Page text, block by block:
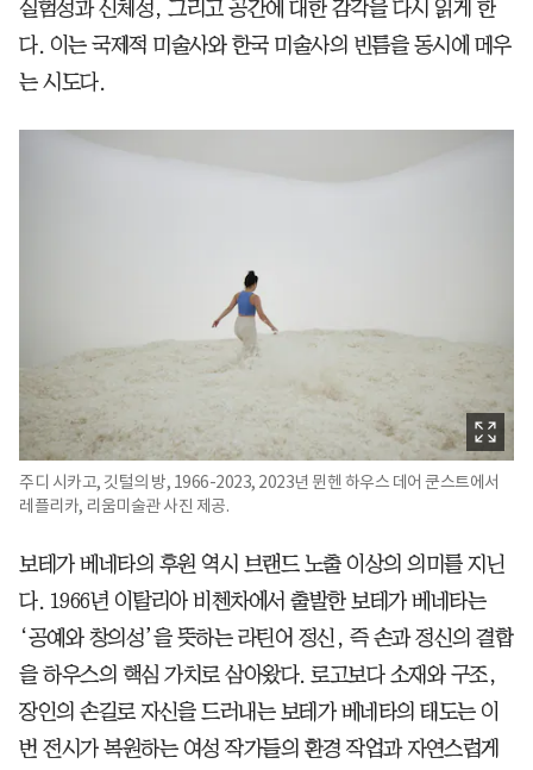
실험성과 신체성, 그리고 공간에 대한 감각을 다시 읽게 한
다. 이는 국제적 미술사와 한국 미술사의 빈틈을 동시에 메우
는 시도다.
주디 시카고, 깃털의 방, 1966-2023, 2023년 뮌헨 하우스 데어 쿤스트에서
레플리카, 리움미술관 사진 제공.
보테가 베네타의 후원 역시 브랜드 노출 이상의 의미를 지닌
다. 1966년 이탈리아 비첸차에서 출발한 보테가 베네타는
‘공예와 창의성’을 뜻하는 라틴어 정신, 즉 손과 정신의 결합
을 하우스의 핵심 가치로 삼아왔다. 로고보다 소재와 구조,
장인의 손길로 자신을 드러내는 보테가 베네타의 태도는 이
번 전시가 복원하는 여성 작가들의 환경 작업과 자연스럽게